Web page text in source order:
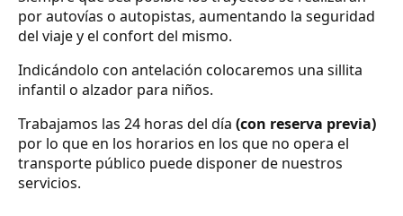
por autovías o autopistas, aumentando la seguridad
del viaje y el confort del mismo.
Indicándolo con antelación colocaremos una sillita
infantil o alzador para niños.
Trabajamos las 24 horas del día (con reserva previa)
por lo que en los horarios en los que no opera el
transporte público puede disponer de nuestros
servicios.